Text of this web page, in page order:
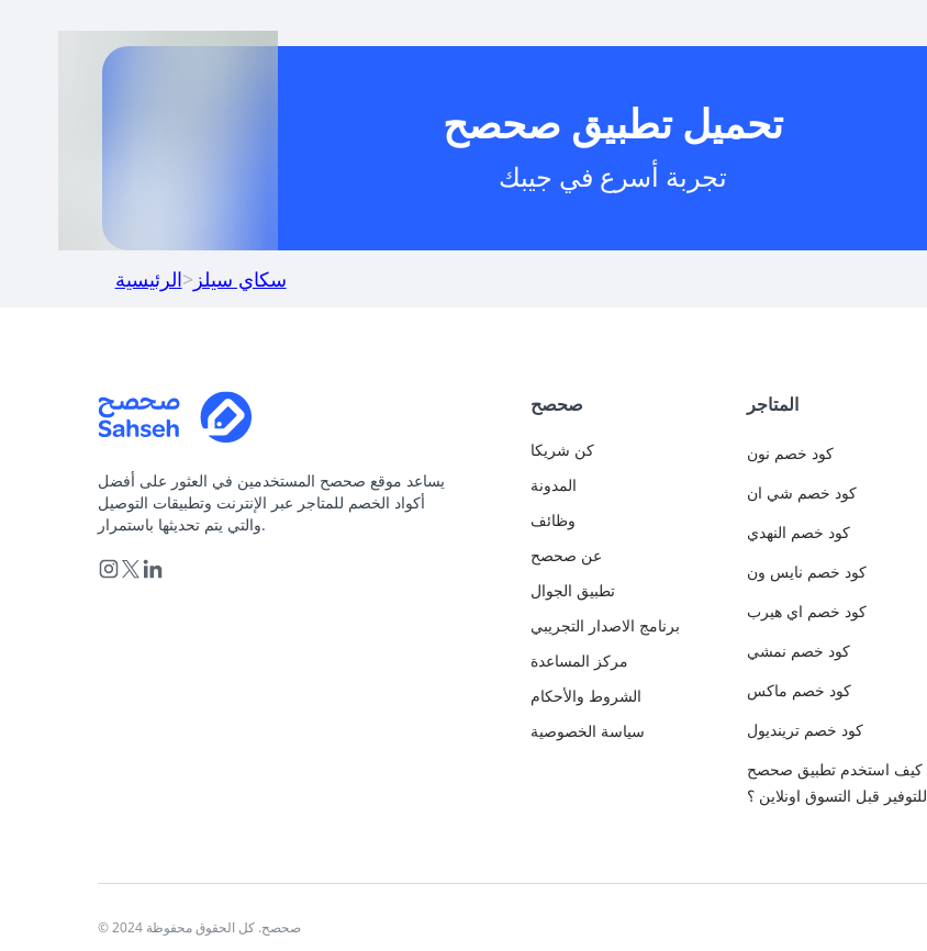
هل يمكنني جمع كود خصم مع العروض الأخرى؟
تحميل تطبيق صحصح
تجربة أسرع في جيبك
الرئيسية> سكاي سيلز
يساعد موقع صحصح المستخدمين في العثور على أفضل
أكواد الخصم للمتاجر عبر الإنترنت وتطبيقات التوصيل
والتي يتم تحديثها باستمرار.
صحصح
كن شريكا
المدونة
وظائف
عن صحصح
تطبيق الجوال
برنامج الاصدار التجريبي
مركز المساعدة
الشروط والأحكام
سياسة الخصوصية
المتاجر
كود خصم نون
كود خصم شي ان
كود خصم النهدي
كود خصم نايس ون
كود خصم اي هيرب
كود خصم نمشي
كود خصم ماكس
كود خصم ترينديول
كيف استخدم تطبيق صحصح
للتوفير قبل التسوق اونلاين ؟
© 2024 صحصح. كل الحقوق محفوظة